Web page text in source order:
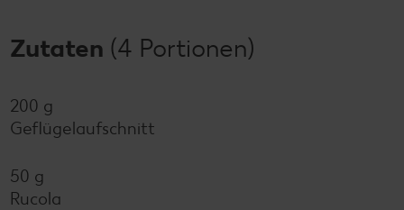
Zutaten (4 Portionen)
200 g
Geflügelaufschnitt
50 g
Rucola